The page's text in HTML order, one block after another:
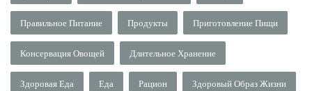
Правильное Питание Продукты Приготовление Пищи
Консервация Овощей Длительное Хранение
Здоровая Еда Еда Рацион Здоровый Образ Жизни